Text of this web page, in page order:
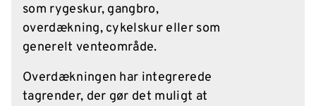
som rygeskur, gangbro,
overdækning, cykelskur eller som
generelt venteområde.
Overdækningen har integrerede
tagrender, der gør det muligt at